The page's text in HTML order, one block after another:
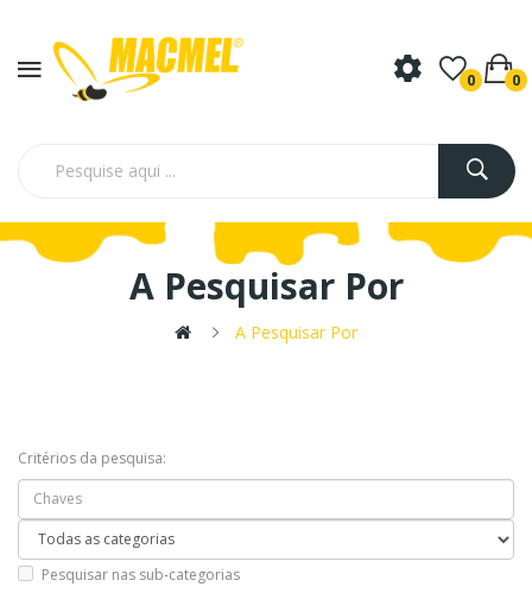
0 0
A Pesquisar Por
A Pesquisar Por
Critérios da pesquisa:
Pesquisar nas sub-categorias